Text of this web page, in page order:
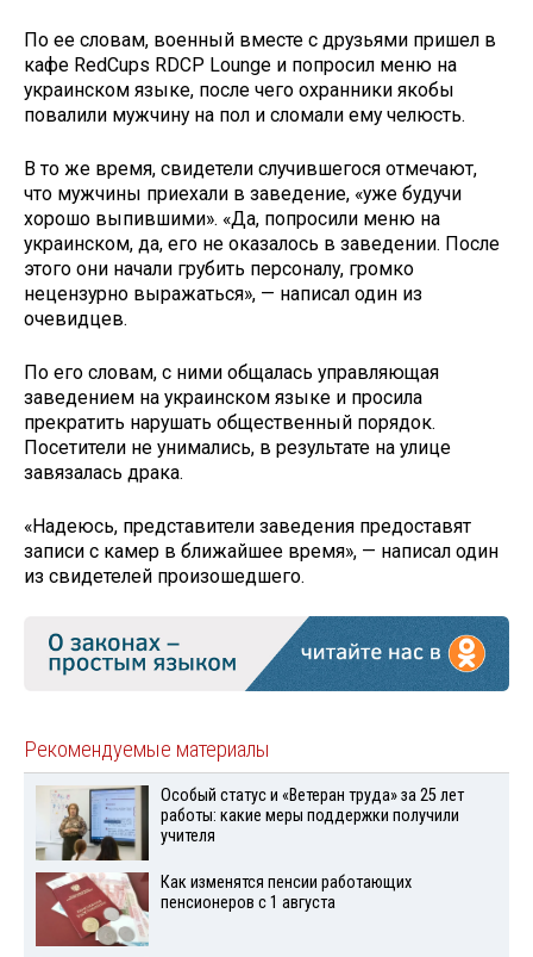
По ее словам, военный вместе с друзьями пришел в
кафе RedCups RDCP Lounge и попросил меню на
украинском языке, после чего охранники якобы
повалили мужчину на пол и сломали ему челюсть.
В то же время, свидетели случившегося отмечают,
что мужчины приехали в заведениe, «уже будучи
хорошо выпившими». «Да, попросили меню на
украинском, да, его не оказалось в заведении. После
этого они начали грубить персоналу, громко
нецензурно выражаться», — написал один из
очевидцев.
По его словам, с ними общалась управляющая
заведением на украинском языке и просила
прекратить нарушать общественный порядок.
Посетители не унимались, в результате на улице
завязалась драка.
«Надеюсь, представители заведения предоставят
записи с камер в ближайшее время», — написал один
из свидетелей произошедшего.
Рекомендуемые материалы
Особый статус и «Ветеран труда» за 25 лет
работы: какие меры поддержки получили
учителя
Как изменятся пенсии работающих
пенсионеров с 1 августа